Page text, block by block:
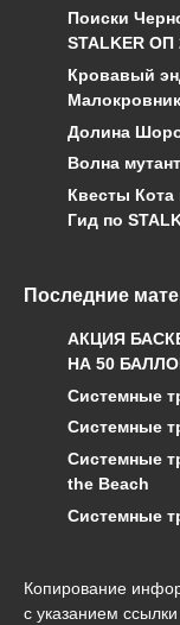
Поиски
STALKER ОП
Кровавый
Долина
Волна
Квесты Кота
Гид по
Последние
АКЦИЯ
НА 50
Системные
Системные
Системные
the Beach
Системные
Копирование
с указанием